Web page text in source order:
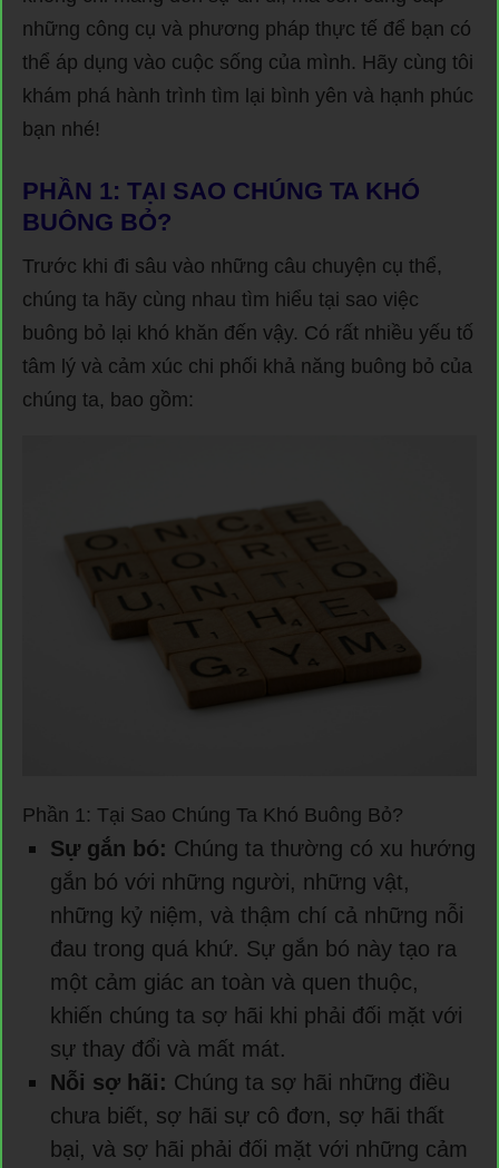
những công cụ và phương pháp thực tế để bạn có
thể áp dụng vào cuộc sống của mình. Hãy cùng tôi
khám phá hành trình tìm lại bình yên và hạnh phúc
bạn nhé!
PHẦN 1: TẠI SAO CHÚNG TA KHÓ
BUÔNG BỎ?
Trước khi đi sâu vào những câu chuyện cụ thể,
chúng ta hãy cùng nhau tìm hiểu tại sao việc
buông bỏ lại khó khăn đến vậy. Có rất nhiều yếu tố
tâm lý và cảm xúc chi phối khả năng buông bỏ của
chúng ta, bao gồm:
Phần 1: Tại Sao Chúng Ta Khó Buông Bỏ?
Sự gắn bó: Chúng ta thường có xu hướng
gắn bó với những người, những vật,
những kỷ niệm, và thậm chí cả những nỗi
đau trong quá khứ. Sự gắn bó này tạo ra
một cảm giác an toàn và quen thuộc,
khiến chúng ta sợ hãi khi phải đối mặt với
sự thay đổi và mất mát.
Nỗi sợ hãi: Chúng ta sợ hãi những điều
chưa biết, sợ hãi sự cô đơn, sợ hãi thất
bại, và sợ hãi phải đối mặt với những cảm